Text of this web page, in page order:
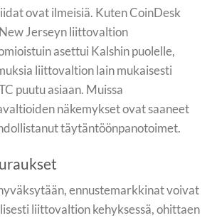
ovat ilmeisiä. Kuten CoinDesk
Jerseyn liittovaltion
asettui Kalshin puolelle,
liittovaltion lain mukaisesti
puutu asiaan. Muissa
näkemykset ovat saaneet
täytäntöönpanotoimet.
ennustemarkkinat voivat
liittovaltion kehyksessä, ohittaen